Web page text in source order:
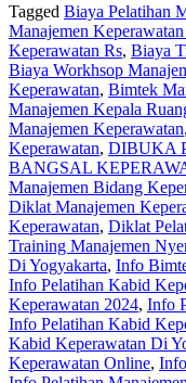
Tagged Biaya Pelatihan
Manajemen
Keperawatan Rs, Biaya
Biaya Workhsop
Keperawatan, Bimtek
Manajemen Kepala
Manajemen Keperawatan,
Keperawatan, DIBUKA
BANGSAL
Manajemen Bidang
Diklat Manajemen
Keperawatan, Diklat
Training Manajemen
Di Yogyakarta, Info
Info Pelatihan Kabid
Keperawatan 2024, Info
Info Pelatihan Kabid
Kabid Keperawatan Di
Keperawatan Online,